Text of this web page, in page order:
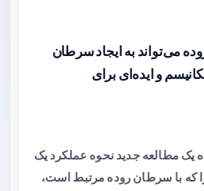
می‌تواند به ایجاد سرطان
و ایده‌ای برای
یک مطالعه جدید نحوه عملکرد یک
که با سرطان روده مرتبط است،